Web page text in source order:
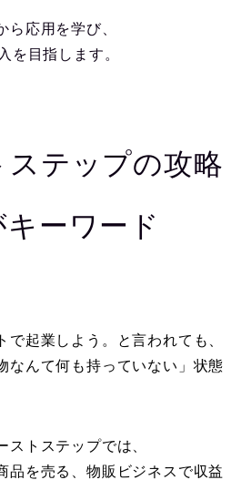
ら応用を学び、
を目指します。
ステップの攻略
キーワード
で起業しよう。と言われても、
なんて何も持っていない」状態
ストステップでは、
品を売る、物販ビジネスで収益